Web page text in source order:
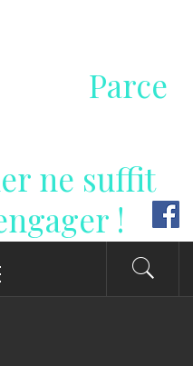
Parce
ne suffit
!